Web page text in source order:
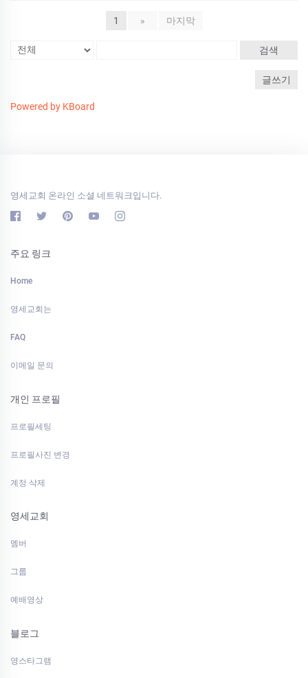
1 » 마지막
검색
글쓰기
Powered by KBoard
영세교회 온라인 소셜 네트워크입니다.
주요 링크
Home
영세교회는
FAQ
이메일 문의
개인 프로필
프로필세팅
프로필사진 변경
계정 삭제
영세교회
멤버
그룹
예배영상
블로그
영스타그램